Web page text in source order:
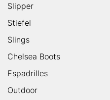
Slipper
Stiefel
Slings
Chelsea Boots
Espadrilles
Outdoor